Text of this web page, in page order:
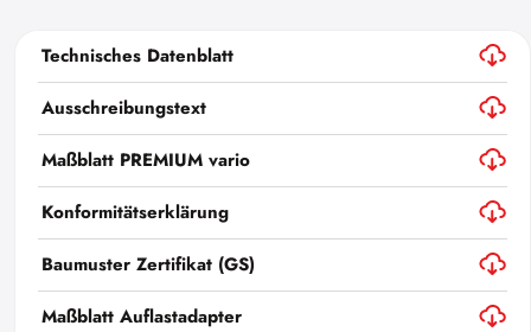
Technisches Datenblatt
Ausschreibungstext
Maßblatt PREMIUM vario
Konformitätserklärung
Baumuster Zertifikat (GS)
Maßblatt Auflastadapter